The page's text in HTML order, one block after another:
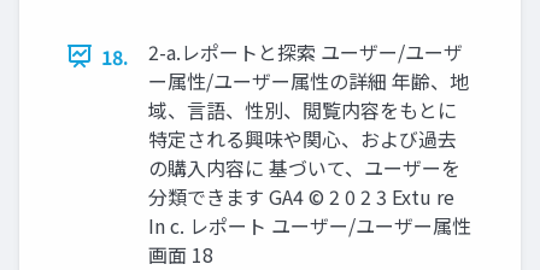
18.
2-a.レポートと探索 ユーザー/ユーザ
ー属性/ユーザー属性の詳細 年齢、地
域、言語、性別、閲覧内容をもとに
特定される興味や関心、および過去
の購入内容に 基づいて、ユーザーを
分類できます GA4 © 2 0 2 3 Extu re
In c. レポート ユーザー/ユーザー属性
画面 18